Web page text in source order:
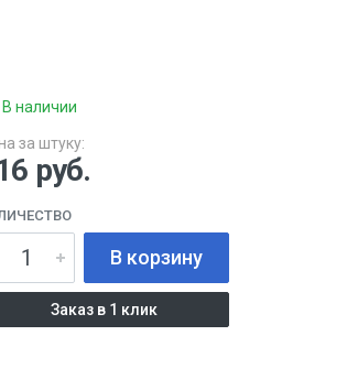
В наличии
за штуку:
руб.
В корзину
Заказ в 1 клик